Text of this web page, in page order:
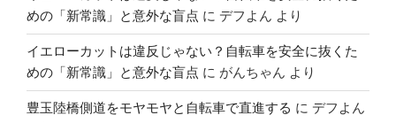
めの「新常識」と意外な盲点 に デフよん より
イエローカットは違反じゃない？自転車を安全に抜くた
めの「新常識」と意外な盲点 に がんちゃん より
豊玉陸橋側道をモヤモヤと自転車で直進する に デフよん